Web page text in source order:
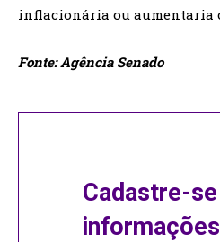
inflacionária ou aumentaria
Fonte: Agência Senado
Cadastre-